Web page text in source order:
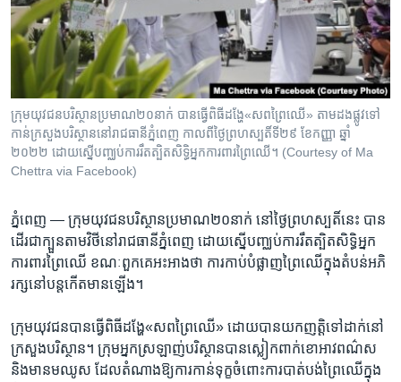
រចនា
សម្ព័ន្ធ​
ទៅ​
កាន់​
ទំព័រ​
រក
Khmer English
បណ្តាញ​សង្គម
ក្រុម​យុវជនបរិស្ថាន​ប្រមាណ​២០​នាក់​ ​បាន​ធ្វើ​ពិធី​ដង្ហែ​​«សព​ព្រៃឈើ» តាម​ដងផ្លូវ​​ទៅ​
កាន់​ក្រសួង​បរិស្ថាន​នៅ​រាជ​ធានី​ភ្នំពេញ កាល​ពី​ថ្ងៃ​ព្រហស្បតិ៍​ទី២៩ ខែ​​កញ្ញា ឆ្នាំ
២០២២ ដោយ​ស្នើ​បញ្ឈប់​​ការ​រឹត​ត្បិត​សិទ្ធិ​អ្នក​ការពារ​ព្រៃឈើ។ (Courtesy of Ma
Chettra via Facebook)
ភ្នំពេញ — ក្រុម​យុវជន​បរិស្ថាន​ប្រមាណ​២០​នាក់​ នៅ​ថ្ងៃ​ព្រហស្បតិ៍​នេះ​ បាន​
ដើរ​ជា​ក្បួន​តាម​វិថី​នៅ​រាជ​ធានី​ភ្នំពេញ​ ដោយ​ស្នើ​បញ្ឈប់ការ​រឹត​ត្បិត​សិទ្ធិ​អ្នក​
ការពារ​ព្រៃឈើ​ ខណៈ​ពួក​គេ​អះអាង​ថា​ ការ​កាប់​បំផ្លាញ​ព្រៃឈើ​ក្នុង​តំបន់​អភិ
រក្ស​នៅ​បន្ត​កើត​មាន​ឡើង។​
ក្រុម​យុវជន​បាន​ធ្វើ​ពិធី​ដង្ហែ«សព​ព្រៃឈើ» ​ដោយ​បាន​យក​ញត្ដិ​ទៅ​ដាក់​នៅ​
ក្រសួង​បរិស្ថាន។​ ក្រុម​អ្ន​ក​ស្រឡាញ់​បរិស្ថាន​បាន​ស្លៀក​ពាក់​ខោ​អាវ​ពណ៌​ស​
និង​មាន​មឈូស ដែល​តំណាង​ឱ្យ​ការ​កាន់​ទុក្ខ​ចំពោះ​ការ​បាត់បង់​ព្រៃ​ឈើ​ក្នុង​